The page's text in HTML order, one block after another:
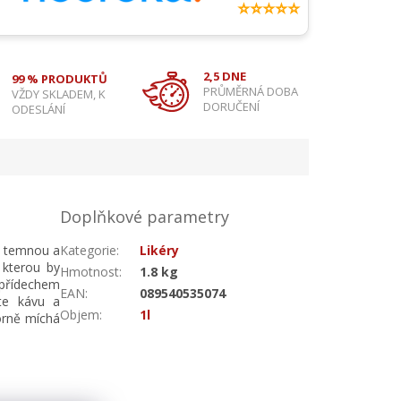
⭐⭐⭐⭐⭐
99 % PRODUKTŮ
VŽDY SKLADEM, K
ODESLÁNÍ
2,5 DNE
PRŮMĚRNÁ DOBA
DORUČENÍ
temnou a
by
kávu a
míchá
Doplňkové parametry
Kategorie:
Likéry
Hmotnost:
1.8 kg
EAN:
089540535074
Objem: 1l